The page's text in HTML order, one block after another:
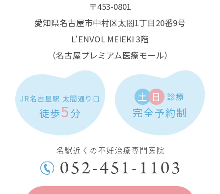
〒453-0801
愛知県名古屋市中村区太閤1丁目20番9号
L‘ENVOL MEIEKI 3階
（名古屋プレミアム医療モール）
JR名古屋駅 太閤通り口
徒歩5分
土 日 診療
完全予約制
名駅近くの不妊治療専門医院
052-451-1103